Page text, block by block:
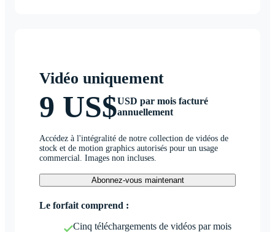
Vidéo uniquement
9 US$USD par mois facturé
annuellement
Accédez à l'intégralité de notre collection de vidéos de
stock et de motion graphics autorisés pour un usage
commercial. Images non incluses.
Abonnez-vous maintenant
Le forfait comprend :
Cinq téléchargements de vidéos par mois